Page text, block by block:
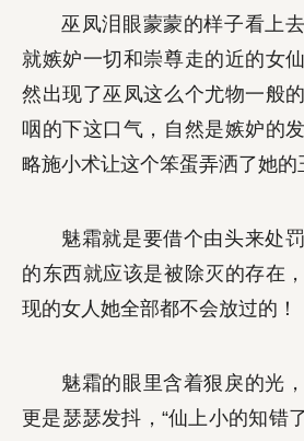
巫凤泪眼蒙蒙的样子看上
就嫉妒一切和崇尊走的近的女
然出现了巫凤这么个尤物一般
咽的下这口气，自然是嫉妒的
略施小术让这个笨蛋弄洒了她的
魅霜就是要借个由头来处
的东西就应该是被除灭的存在
现的女人她全部都不会放过的！
魅霜的眼里含着狠戾的光
更是瑟瑟发抖，“仙上小的知错